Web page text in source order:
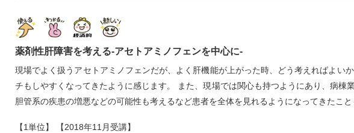
薬剤性肝障害を考える‐アセトアミノフェンを中心に‐
現場でよく扱うアセトアミノフェンだが、よく肝機能が上がった時、どう考えればよ
チもしやすくなってきたように感じます。 また、現場では関心も持つようにあり、病
胆管系の疾患の増悪などの可能性も考えるなど患者を全体を見れるようになってきたこ
【1単位】 【2018年11月受講】